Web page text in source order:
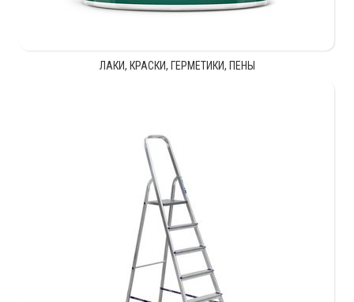
ЛАКИ, КРАСКИ, ГЕРМЕТИКИ, ПЕНЫ